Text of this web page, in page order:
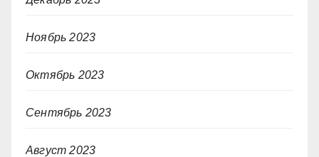
Ноябрь 2023
Октябрь 2023
Сентябрь 2023
Август 2023